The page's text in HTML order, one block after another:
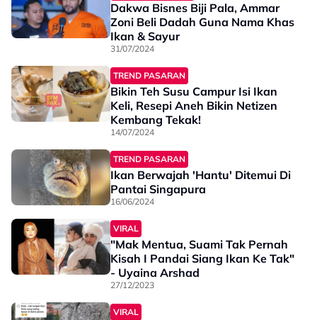
Dakwa Bisnes Biji Pala, Ammar
Zoni Beli Dadah Guna Nama Khas
Ikan & Sayur
31/07/2024
TREND PASARAN
Bikin Teh Susu Campur Isi Ikan
Keli, Resepi Aneh Bikin Netizen
Kembang Tekak!
14/07/2024
TREND PASARAN
Ikan Berwajah 'Hantu' Ditemui Di
Pantai Singapura
16/06/2024
VIRAL
"Mak Mentua, Suami Tak Pernah
Kisah I Pandai Siang Ikan Ke Tak"
- Uyaina Arshad
27/12/2023
VIRAL